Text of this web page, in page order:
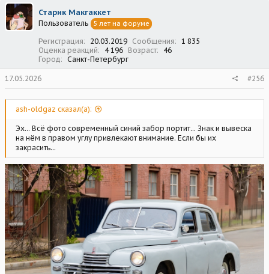
ц
и
и
Старик Макгаккет
Пользователь 5 лет на форуме
Регистрация 20.03.2019 Сообщения
1 835
Оценка реакций
4 196 Возраст
46
Город
Санкт-Петербург
17.05.2026 #256
ash-oldgaz сказал(а):
Эх... Всё фото современный синий забор портит... Знак и вывеска
на нём в правом углу привлекают внимание. Если бы их
закрасить...